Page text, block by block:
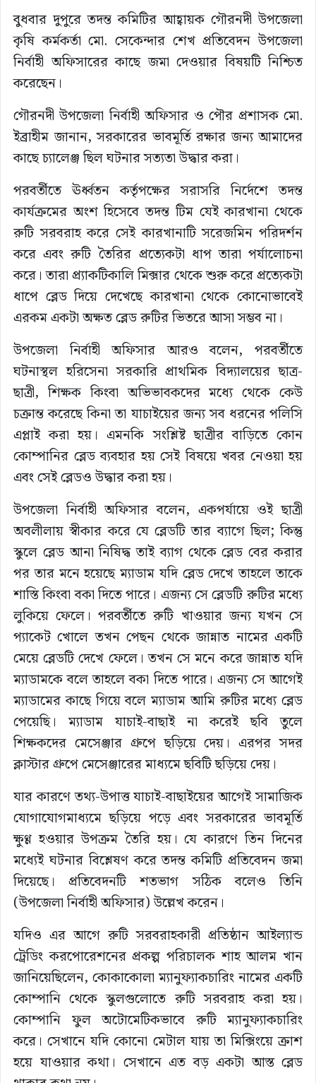
বুধবার দুপুরে তদন্ত কমিটির আহ্বায়ক গৌরনদী উপজেলা
কৃষি কর্মকর্তা মো. সেকেন্দার শেখ প্রতিবেদন উপজেলা
নির্বাহী অফিসারের কাছে জমা দেওয়ার বিষয়টি নিশ্চিত
করেছেন।
গৌরনদী উপজেলা নির্বাহী অফিসার ও পৌর প্রশাসক মো.
ইব্রাহীম জানান, সরকারের ভাবমূর্তি রক্ষার জন্য আমাদের
কাছে চ্যালেঞ্জ ছিল ঘটনার সত্যতা উদ্ধার করা।
পরবর্তীতে ঊর্ধ্বতন কর্তৃপক্ষের সরাসরি নির্দেশে তদন্ত
কার্যক্রমের অংশ হিসেবে তদন্ত টিম যেই কারখানা থেকে
রুটি সরবরাহ করে সেই কারখানাটি সরেজমিন পরিদর্শন
করে এবং রুটি তৈরির প্রত্যেকটা ধাপ তারা পর্যালোচনা
করে। তারা প্র্যাকটিকালি মিক্সার থেকে শুরু করে প্রত্যেকটা
ধাপে ব্লেড দিয়ে দেখেছে কারখানা থেকে কোনোভাবেই
এরকম একটা অক্ষত ব্লেড রুটির ভিতরে আসা সম্ভব না।
উপজেলা নির্বাহী অফিসার আরও বলেন, পরবর্তীতে
ঘটনাস্থল হরিসেনা সরকারি প্রাথমিক বিদ্যালয়ের ছাত্র-
ছাত্রী, শিক্ষক কিংবা অভিভাবকদের মধ্যে থেকে কেউ
চক্রান্ত করেছে কিনা তা যাচাইয়ের জন্য সব ধরনের পলিসি
এপ্লাই করা হয়। এমনকি সংশ্লিষ্ট ছাত্রীর বাড়িতে কোন
কোম্পানির ব্লেড ব্যবহার হয় সেই বিষয়ে খবর নেওয়া হয়
এবং সেই ব্লেডও উদ্ধার করা হয়।
উপজেলা নির্বাহী অফিসার বলেন, একপর্যায়ে ওই ছাত্রী
অবলীলায় স্বীকার করে যে ব্লেডটি তার ব্যাগে ছিল; কিন্তু
স্কুলে ব্লেড আনা নিষিদ্ধ তাই ব্যাগ থেকে ব্লেড বের করার
পর তার মনে হয়েছে ম্যাডাম যদি ব্লেড দেখে তাহলে তাকে
শাস্তি কিংবা বকা দিতে পারে। এজন্য সে ব্লেডটি রুটির মধ্যে
লুকিয়ে ফেলে। পরবর্তীতে রুটি খাওয়ার জন্য যখন সে
প্যাকেট খোলে তখন পেছন থেকে জান্নাত নামের একটি
মেয়ে ব্লেডটি দেখে ফেলে। তখন সে মনে করে জান্নাত যদি
ম্যাডামকে বলে তাহলে বকা দিতে পারে। এজন্য সে আগেই
ম্যাডামের কাছে গিয়ে বলে ম্যাডাম আমি রুটির মধ্যে ব্লেড
পেয়েছি। ম্যাডাম যাচাই-বাছাই না করেই ছবি তুলে
শিক্ষকদের মেসেঞ্জার গ্রুপে ছড়িয়ে দেয়। এরপর সদর
ক্লাস্টার গ্রুপে মেসেঞ্জারের মাধ্যমে ছবিটি ছড়িয়ে দেয়।
যার কারণে তথ্য-উপাত্ত যাচাই-বাছাইয়ের আগেই সামাজিক
যোগাযোগমাধ্যমে ছড়িয়ে পড়ে এবং সরকারের ভাবমূর্তি
ক্ষুণ্ণ হওয়ার উপক্রম তৈরি হয়। যে কারণে তিন দিনের
মধ্যেই ঘটনার বিশ্লেষণ করে তদন্ত কমিটি প্রতিবেদন জমা
দিয়েছে। প্রতিবেদনটি শতভাগ সঠিক বলেও তিনি
(উপজেলা নির্বাহী অফিসার) উল্লেখ করেন।
যদিও এর আগে রুটি সরবরাহকারী প্রতিষ্ঠান আইল্যান্ড
ট্রেডিং করপোরেশনের প্রকল্প পরিচালক শাহ আলম খান
জানিয়েছিলেন, কোকাকোলা ম্যানুফ্যাকচারিং নামের একটি
কোম্পানি থেকে স্কুলগুলোতে রুটি সরবরাহ করা হয়।
কোম্পানি ফুল অটোমেটিকভাবে রুটি ম্যানুফ্যাকচারিং
করে। সেখানে যদি কোনো মেটাল যায় তা মিক্সিংয়ে ক্রাশ
হয়ে যাওয়ার কথা। সেখানে এত বড় একটা আস্ত ব্লেড